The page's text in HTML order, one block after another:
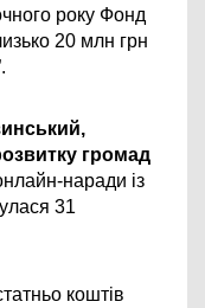
року Фонд
20 млн грн
громад
наради із
31
коштів